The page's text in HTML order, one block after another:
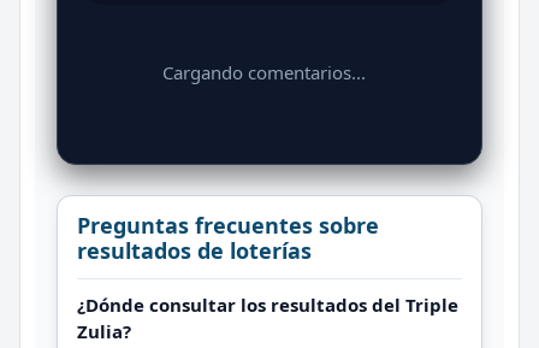
Cargando comentarios...
Preguntas frecuentes sobre
resultados de loterías
¿Dónde consultar los resultados del Triple
Zulia?